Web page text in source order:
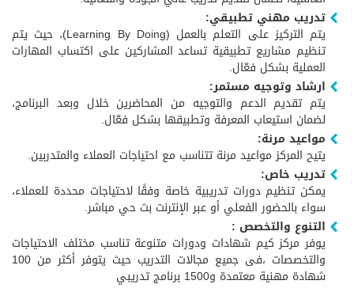
تدريب مهني تطبيقي:
يتم التركيز على التعلم بالعمل (Learning By Doing)، حيث يتم
تنظيم مشاريع تطبيقية تساعد المشاركين على اكتساب المهارات
العملية بشكل فعّال.
ارشاد وتوجيه مستمر:
يتم تقديم الدعم والتوجيه من المحاضرين خلال وبعد البرنامج،
لضمان استيعاب المعرفة وتطبيقها بشكل فعّال.
مواعيد مرنة:
يتيح المركز مواعيد مرنة تتناسب مع احتياجات العملاء والمتدربين.
تدريب خاص:
يمكن تنظيم دورات تدريبية خاصة وفقًا لاحتياجات محددة للعملاء،
سواء بالحضور الفعلي أو عبر الإنترنت بث حي مباشر.
التنوع والتخصص :
يوفر مركز كيم شهادات ودورات متنوعة تناسب مختلف الاحتياجات
والتخصصات ،فى جميع مجالات التدريب حيث يتوفر أكثر من 100
شهادة مهنية معتمدة و1500 برنامج تدريبي